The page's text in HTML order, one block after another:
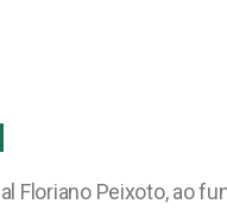
Floriano Peixoto, ao